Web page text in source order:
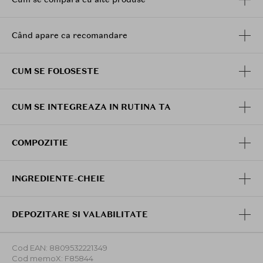
Mentine hidratarea si lasa pielea catifelata dupa
certificata cruelty-free
Când apare ca recomandare
CUM SE FOLOSESTE
CUM SE INTEGREAZA IN RUTINA TA
COMPOZITIE
INGREDIENTE-CHEIE
DEPOZITARE SI VALABILITATE
Cod EAN: 8809532221349
Cod memoX: F85844